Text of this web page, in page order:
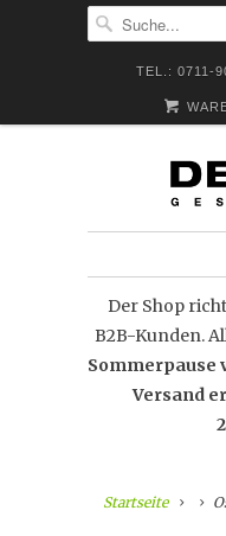
TEL.: 0711-
Der Shop
B2B-Kunden.
Sommerpause
Versand
Startseite